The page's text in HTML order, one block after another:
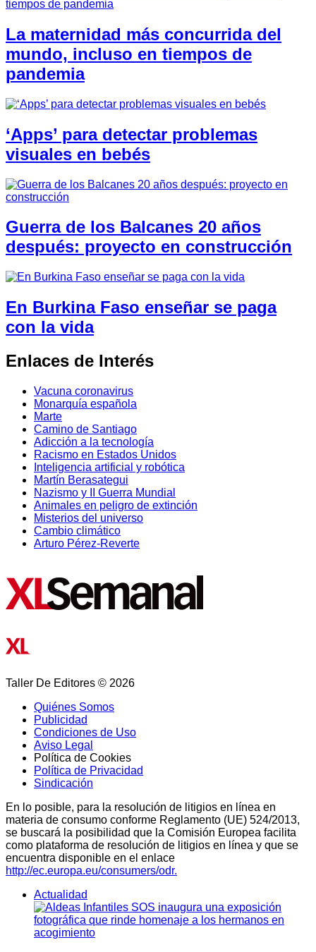
La maternidad más concurrida del
mundo, incluso en tiempos de
pandemia
‘Apps’ para detectar problemas
visuales en bebés
Guerra de los Balcanes 20 años
después: proyecto en construcción
En Burkina Faso enseñar se paga
con la vida
Enlaces de Interés
Vacuna coronavirus
Monarquía española
Marte
Camino de Santiago
Adicción a la tecnología
Racismo en Estados Unidos
Inteligencia artificial y robótica
Martín Berasategui
Nazismo y II Guerra Mundial
Animales en peligro de extinción
Misterios del universo
Cambio climático
Arturo Pérez-Reverte
Taller De Editores © 2026
Quiénes Somos
Publicidad
Condiciones de Uso
Aviso Legal
Política de Cookies
Política de Privacidad
Sindicación
En lo posible, para la resolución de litigios en línea en
materia de consumo conforme Reglamento (UE) 524/2013,
se buscará la posibilidad que la Comisión Europea facilita
como plataforma de resolución de litigios en línea y que se
encuentra disponible en el enlace
http://ec.europa.eu/consumers/odr.
Actualidad